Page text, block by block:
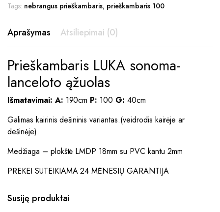
Tags: nebrangus prieškambaris, prieškambaris 100
Aprašymas Atsiliepimai (0)
Prieškambaris LUKA sonoma-
lanceloto ąžuolas
Išmatavimai: A: 190cm P: 100 G: 40cm
Galimas kairinis dešininis variantas.(veidrodis kairėje ar
dešinėje).
Medžiaga – plokštė LMDP 18mm su PVC kantu 2mm
PREKEI SUTEIKIAMA 24 MĖNESIŲ GARANTIJA
Susiję produktai